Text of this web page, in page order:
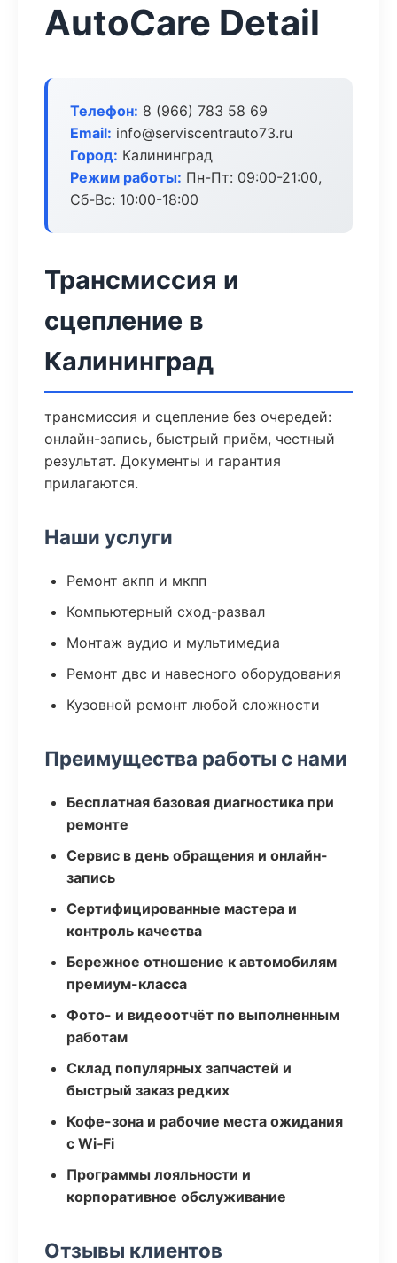
AutoCare Detail
Телефон: 8 (966) 783 58 69
Email: info@serviscentrauto73.ru
Город: Калининград
Режим работы: Пн-Пт: 09:00-21:00,
Сб-Вс: 10:00-18:00
Трансмиссия и
сцепление в
Калининград
трансмиссия и сцепление без очередей:
онлайн-запись, быстрый приём, честный
результат. Документы и гарантия
прилагаются.
Наши услуги
Ремонт акпп и мкпп
Компьютерный сход-развал
Монтаж аудио и мультимедиа
Ремонт двс и навесного оборудования
Кузовной ремонт любой сложности
Преимущества работы с нами
Бесплатная базовая диагностика при
ремонте
Сервис в день обращения и онлайн-
запись
Сертифицированные мастера и
контроль качества
Бережное отношение к автомобилям
премиум-класса
Фото- и видеоотчёт по выполненным
работам
Склад популярных запчастей и
быстрый заказ редких
Кофе-зона и рабочие места ожидания
с Wi‑Fi
Программы лояльности и
корпоративное обслуживание
Отзывы клиентов